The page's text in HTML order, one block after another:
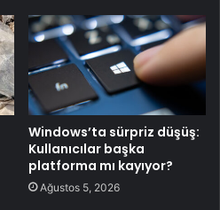
Windows’ta sürpriz düşüş:
Kullanıcılar başka
platforma mı kayıyor?
Ağustos 5, 2026